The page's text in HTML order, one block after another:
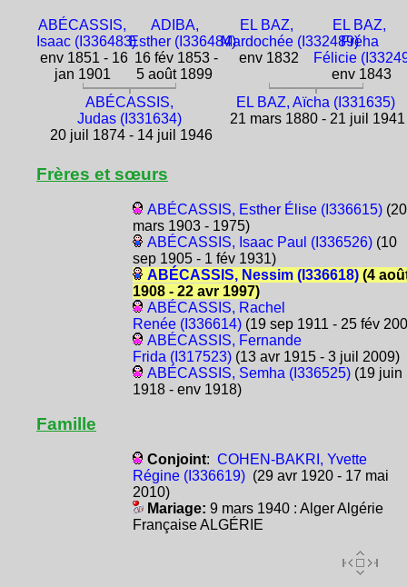
ABÉCASSIS,
Isaac (I336483)
env 1851 - 16
jan 1901
ADIBA,
Esther (I336484)
16 fév 1853 -
5 août 1899
EL BAZ,
Mardochée (I332489)
env 1832
EL BAZ,
Fréha
Félicie
env 1843
ABÉCASSIS,
Judas (I331634)
20 juil 1874 - 14 juil 1946
EL BAZ, Aïcha (I331635)
21 mars 1880 - 21 juil 1941
Frères et sœurs
ABÉCASSIS, Esther Élise (I336615)(20
mars 1903 - 1975)
ABÉCASSIS, Isaac Paul (I336526)(10
sep 1905 - 1 fév 1931)
ABÉCASSIS, Nessim (I336618)(4
1908 - 22 avr 1997)
ABÉCASSIS, Rachel
Renée (I336614)(19 sep 1911 - 25 fév
ABÉCASSIS, Fernande
Frida (I317523)(13 avr 1915 - 3 juil 2009)
ABÉCASSIS, Semha (I336525)(19 juin
1918 - env 1918)
Famille
Conjoint: COHEN-BAKRI, Yvette
Régine (I336619)(29 avr 1920 - 17 mai
2010)
Mariage: 9 mars 1940 : Alger Algérie
Française ALGÉRIE